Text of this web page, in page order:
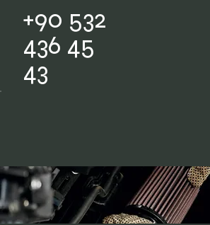
+90 532
436 45
43